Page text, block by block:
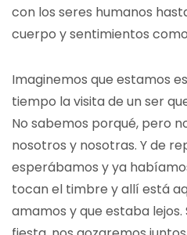
con los seres humanos
cuerpo y sentimientos
Imaginemos que estamos
tiempo la visita de un ser
No sabemos porqué, pero
nosotros y nosotras. Y de
esperábamos y ya
tocan el timbre y allí está
amamos y que estaba lejos.